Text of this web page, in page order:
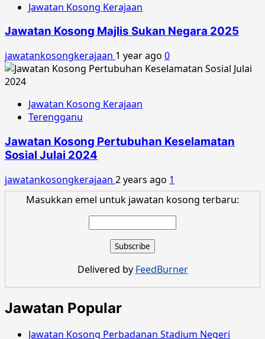
Jawatan Kosong Kerajaan
Jawatan Kosong Majlis Sukan Negara 2025
jawatankosongkerajaan 1 year ago 0
Jawatan Kosong Kerajaan
Terengganu
Jawatan Kosong Pertubuhan Keselamatan
Sosial Julai 2024
jawatankosongkerajaan 2 years ago 1
Masukkan emel untuk jawatan kosong terbaru:
Delivered by FeedBurner
Jawatan Popular
Jawatan Kosong Perbadanan Stadium Negeri